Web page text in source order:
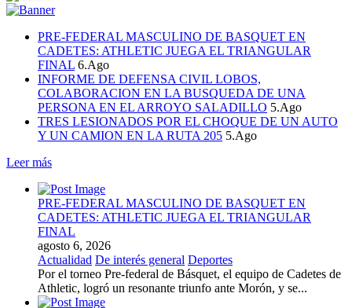
PRE-FEDERAL MASCULINO DE BASQUET EN
CADETES: ATHLETIC JUEGA EL TRIANGULAR
FINAL 6.Ago
INFORME DE DEFENSA CIVIL LOBOS,
COLABORACION EN LA BUSQUEDA DE UNA
PERSONA EN EL ARROYO SALADILLO 5.Ago
TRES LESIONADOS POR EL CHOQUE DE UN AUTO
Y UN CAMION EN LA RUTA 205 5.Ago
Leer más
PRE-FEDERAL MASCULINO DE BASQUET EN
CADETES: ATHLETIC JUEGA EL TRIANGULAR
FINAL
agosto 6, 2026
Actualidad De interés general Deportes
Por el torneo Pre-federal de Básquet, el equipo de Cadetes de
Athletic, logró un resonante triunfo ante Morón, y se...